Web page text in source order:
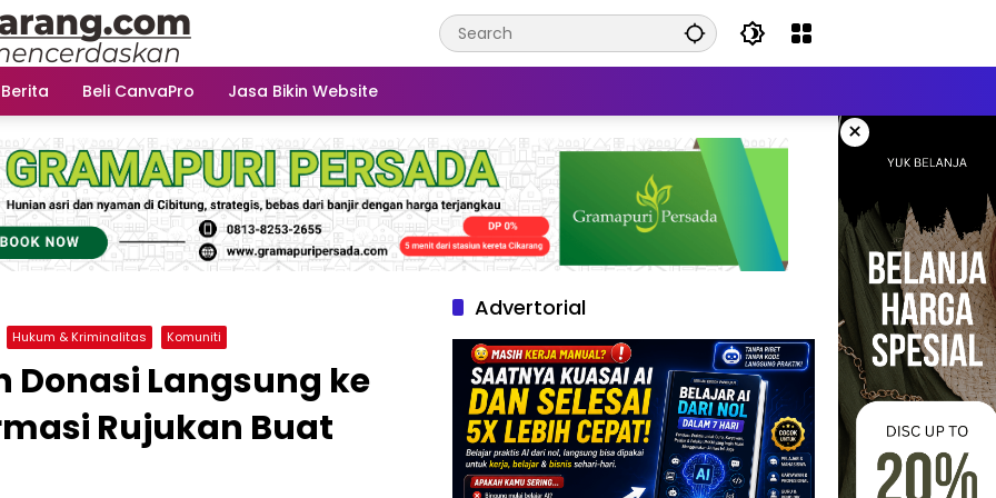
Beli CanvaPro Jasa Bikin Website
×
Hukum & Kriminalitas Komuniti
Langsung ke
Rujukan Buat
Advertorial